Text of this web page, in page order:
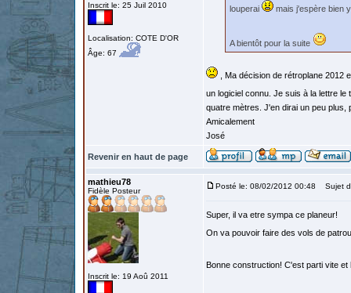
Inscrit le: 25 Juil 2010
Localisation: COTE D'OR
Âge: 67
louperai
mais j'espère bien
A bientôt pour la suite
, Ma décision de rétroplane 2012
un logiciel connu. Je suis à la lettre le
quatre mètres. J'en dirai un peu plus,
Amicalement
José
Revenir en haut de page
mathieu78
Fidèle Posteur
Inscrit le: 19 Aoû 2011
Posté le: 08/02/2012 00:48 Sujet
Super, il va etre sympa ce planeur!
On va pouvoir faire des vols de
Bonne construction! C'est parti vite